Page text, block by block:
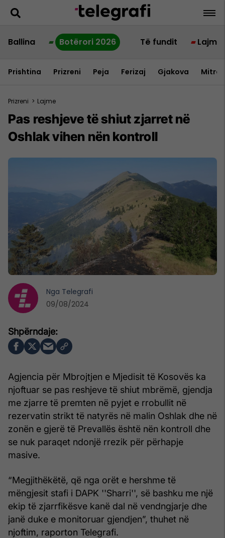
Ballina Botërori 2026 Të fundit Lajme
Prishtina Prizreni Peja Ferizaj Gjakova
Prizreni > Lajme
Pas reshjeve të shiut zjarret në
Oshlak vihen nën kontroll
Agjencia për Mbrojtjen e Mjedisit të Kosovës ka
njoftuar se pas reshjeve të shiut mbrëmë, gjendja
me zjarre të premten në pyjet e rrobullit në
rezervatin strikt të natyrës në malin Oshlak dhe në
zonën e gjerë të Prevallës është nën kontroll dhe
se nuk paraqet ndonjë rrezik për përhapje
masive.
“Megjithëkëtë, që nga orët e hershme të
mëngjesit stafi i DAPK ''Sharri'', së bashku me një
ekip të zjarrfikësve kanë dal në vendngjarje dhe
janë duke e monitoruar gjendjen”, thuhet në
njoftim, raporton Telegrafi.
Nga Telegrafi
09/08/2024